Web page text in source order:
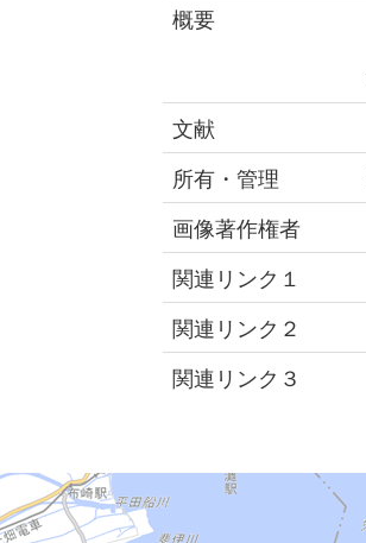
概要
文献
所有・管理
画像著作権者
関連リンク１
関連リンク２
関連リンク３